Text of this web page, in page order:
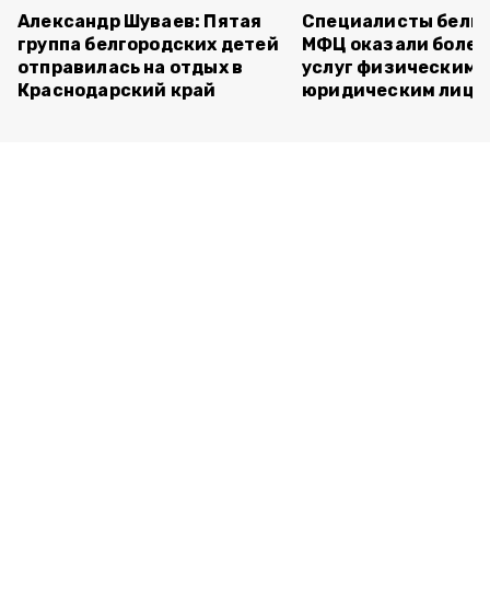
Александр Шуваев: Пятая
группа белгородских детей
отправилась на отдых в
Краснодарский край
Специалисты
МФЦ оказали
услуг физическим
юридическим